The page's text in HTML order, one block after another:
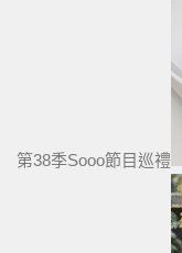
第38季Sooo節目巡禮